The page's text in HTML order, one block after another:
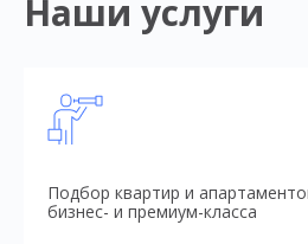
Наши услуги
Подбор квартир и
бизнес- и премиум-класса